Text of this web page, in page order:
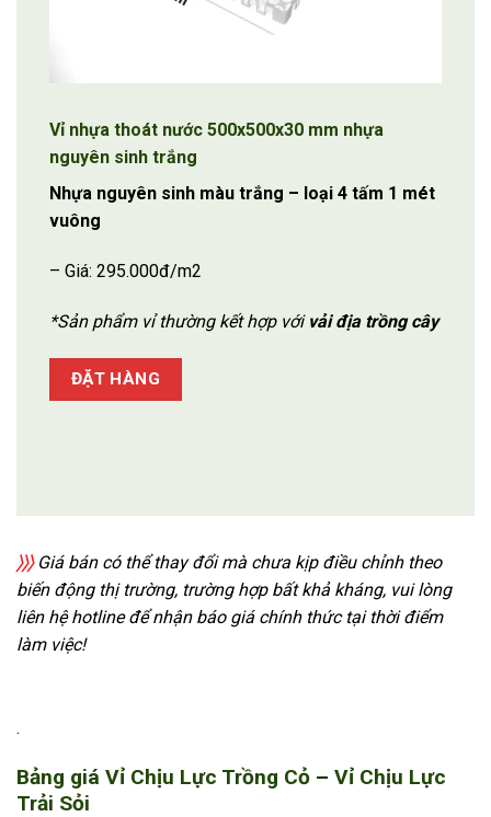
Vỉ nhựa thoát nước 500x500x30 mm nhựa
nguyên sinh trắng
Nhựa nguyên sinh màu trắng – loại 4 tấm 1 mét
vuông
– Giá: 295.000đ/m2
*Sản phẩm vỉ thường kết hợp với vải địa trồng cây
ĐẶT HÀNG
〉〉〉Giá bán có thể thay đổi mà chưa kịp điều chỉnh theo
biến động thị trường, trường hợp bất khả kháng, vui lòng
liên hệ hotline để nhận báo giá chính thức tại thời điểm
làm việc!
.
Bảng giá Vỉ Chịu Lực Trồng Cỏ – Vỉ Chịu Lực
Trải Sỏi